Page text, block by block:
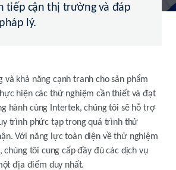
tiếp cận thị trường và đáp
lý.
và khả năng cạnh tranh cho sản phẩm
hiện các thử nghiệm cần thiết và đạt
hành cùng Intertek, chúng tôi sẽ hỗ trợ
trình phức tạp trong quá trình thử
Với năng lực toàn diện về thử nghiệm
chúng tôi cung cấp đầy đủ các dịch vụ
địa điểm duy nhất.